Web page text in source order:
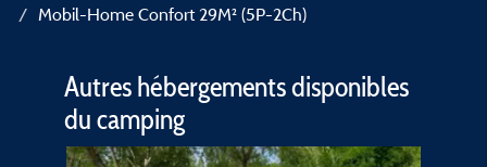
Mobil-Home Confort 29M² (5P-2Ch)
Autres hébergements disponibles
du camping